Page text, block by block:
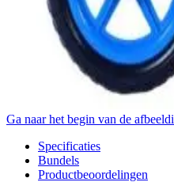
Ga naar het begin van de
Specificaties
Bundels
Productbeoordelingen